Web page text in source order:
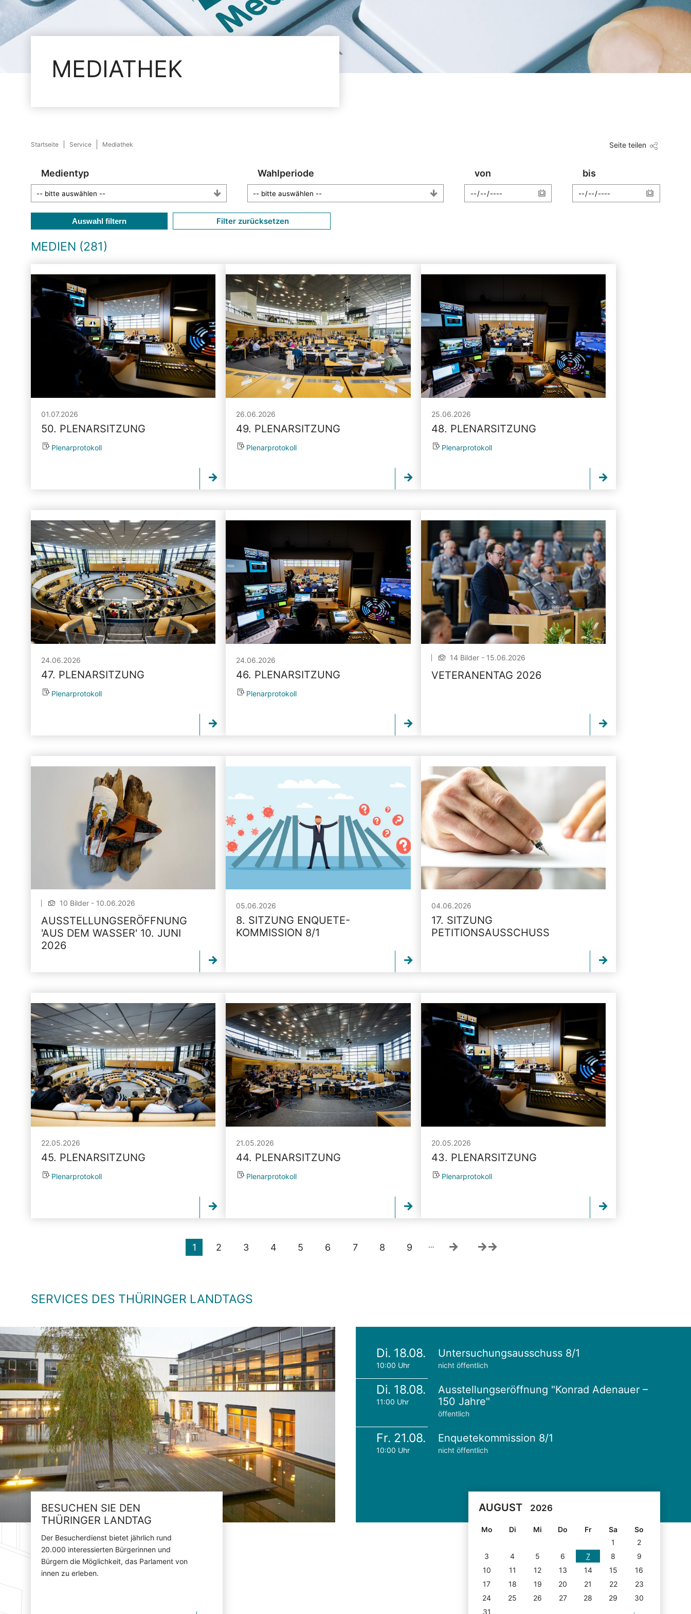
MEDIATHEK
Startseite Service Mediathek Seite teilen
Medientyp Wahlperiode von bis
Auswahl filtern Filter zurücksetzen
MEDIEN (281)
01.07.2026
50. PLENARSITZUNG
Plenarprotokoll
26.06.2026
49. PLENARSITZUNG
Plenarprotokoll
25.06.2026
48. PLENARSITZUNG
Plenarprotokoll
24.06.2026
47. PLENARSITZUNG
Plenarprotokoll
24.06.2026
46. PLENARSITZUNG
Plenarprotokoll
14 Bilder - 15.06.2026
VETERANENTAG 2026
10 Bilder - 10.06.2026
AUSSTELLUNGSERÖFFNUNG
'AUS DEM WASSER' 10. JUNI
2026
05.06.2026
8. SITZUNG ENQUETE-
KOMMISSION 8/1
04.06.2026
17. SITZUNG
PETITIONSAUSSCHUSS
22.05.2026
45. PLENARSITZUNG
Plenarprotokoll
21.05.2026
44. PLENARSITZUNG
Plenarprotokoll
20.05.2026
43. PLENARSITZUNG
Plenarprotokoll
1 2 3 4 5 6 7 8 9 …
SERVICES DES THÜRINGER LANDTAGS
BESUCHEN SIE DEN
THÜRINGER LANDTAG
Der Besucherdienst bietet jährlich rund
20.000 interessierten Bürgerinnen und
Bürgern die Möglichkeit, das Parlament von
innen zu erleben.
Di. 18.08.
10:00 Uhr
Untersuchungsausschuss 8/1
nicht öffentlich
Di. 18.08.
11:00 Uhr
Ausstellungseröffnung "Konrad Adenauer –
150 Jahre"
öffentlich
Fr. 21.08.
10:00 Uhr
Enquetekommission 8/1
nicht öffentlich
AUGUST 2026
Mo Di Mi Do Fr Sa
So
1
2
3
4 5 6 7 8
9
10
11 12 13 14 15
16
17
18 19 20 21 22
23
24
25 26 27 28 29
30
31